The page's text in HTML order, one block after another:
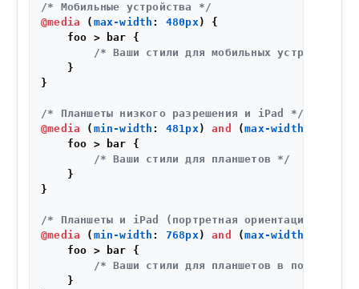
/* Мобильные устройства */
@media ( max-width : 480px) {
    foo > bar {
/* Ваши стили для мобильных устройств */
    }
}
/* Планшеты низкого разрешения и iPad */
@media ( min-width : 481px) and (max-width
    foo > bar {
/* Ваши стили для планшетов */
    }
}
/* Планшеты и iPad (портретная ориентация) */
@media ( min-width : 768px) and (max-width
    foo > bar {
/* Ваши стили для планшетов в
    }